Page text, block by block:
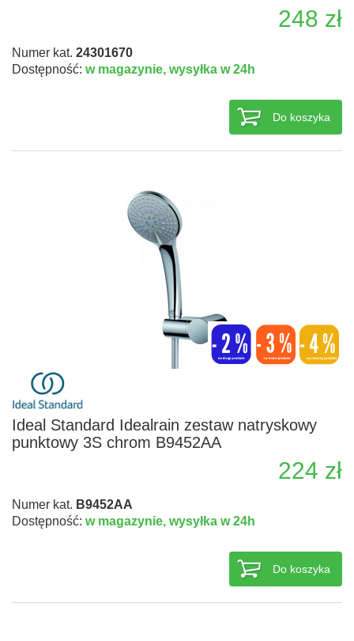
248 zł
Numer kat. 24301670
Dostępność: w magazynie, wysyłka w 24h
Do koszyka
Ideal Standard Idealrain zestaw natryskowy
punktowy 3S chrom B9452AA
224 zł
Numer kat. B9452AA
Dostępność: w magazynie, wysyłka w 24h
Do koszyka